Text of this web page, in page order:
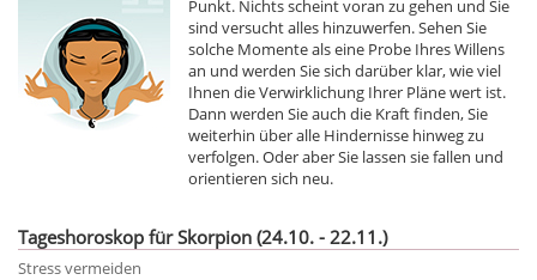
Punkt. Nichts scheint voran zu gehen und Sie
sind versucht alles hinzuwerfen. Sehen Sie
solche Momente als eine Probe Ihres Willens
an und werden Sie sich darüber klar, wie viel
Ihnen die Verwirklichung Ihrer Pläne wert ist.
Dann werden Sie auch die Kraft finden, Sie
weiterhin über alle Hindernisse hinweg zu
verfolgen. Oder aber Sie lassen sie fallen und
orientieren sich neu.
Tageshoroskop für Skorpion (24.10. - 22.11.)
Stress vermeiden